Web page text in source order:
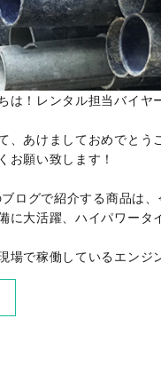
は！レンタル担当バイヤ
、あけましておめでと
お願い致します！
ログで紹介する商品は
に大活躍、ハイパワー
場で稼働しているエンジ